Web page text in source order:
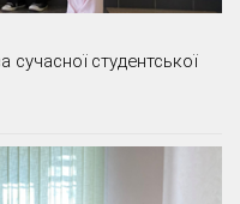
студентської